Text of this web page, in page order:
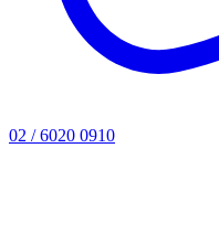
02 / 6020 0910